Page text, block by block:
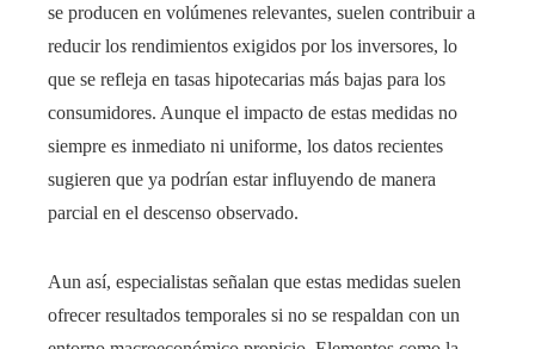
se producen en volúmenes relevantes, suelen contribuir a
reducir los rendimientos exigidos por los inversores, lo
que se refleja en tasas hipotecarias más bajas para los
consumidores. Aunque el impacto de estas medidas no
siempre es inmediato ni uniforme, los datos recientes
sugieren que ya podrían estar influyendo de manera
parcial en el descenso observado.
Aun así, especialistas señalan que estas medidas suelen
ofrecer resultados temporales si no se respaldan con un